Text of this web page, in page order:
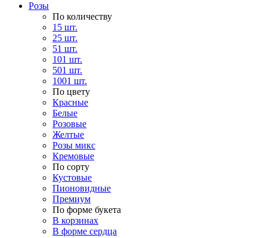
Розы
По количеству
15 шт.
25 шт.
51 шт.
101 шт.
501 шт.
1001 шт.
По цвету
Красные
Белые
Розовые
Желтые
Розы микс
Кремовые
По сорту
Кустовые
Пионовидные
Премиум
По форме букета
В корзинах
В форме сердца